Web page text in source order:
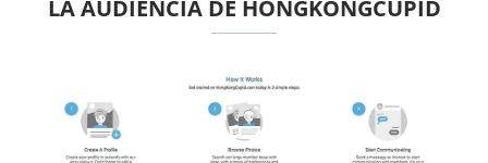
LA AUDIENCIA DE HONGKONGCUPID